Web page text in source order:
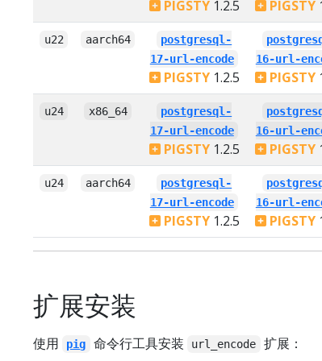
PIGSTY1.2.5 PIGSTY
u22 aarch64
postgresql-
17-url-encode
PIGSTY1.2.5
16-url-
PIGSTY
u24 x86_64
postgresql-
17-url-encode
PIGSTY1.2.5
16-url-
PIGSTY
u24 aarch64
postgresql-
17-url-encode
PIGSTY1.2.5
16-url-
PIGSTY
扩展安装
使用 pig 命令行工具安装 url_encode 扩展：